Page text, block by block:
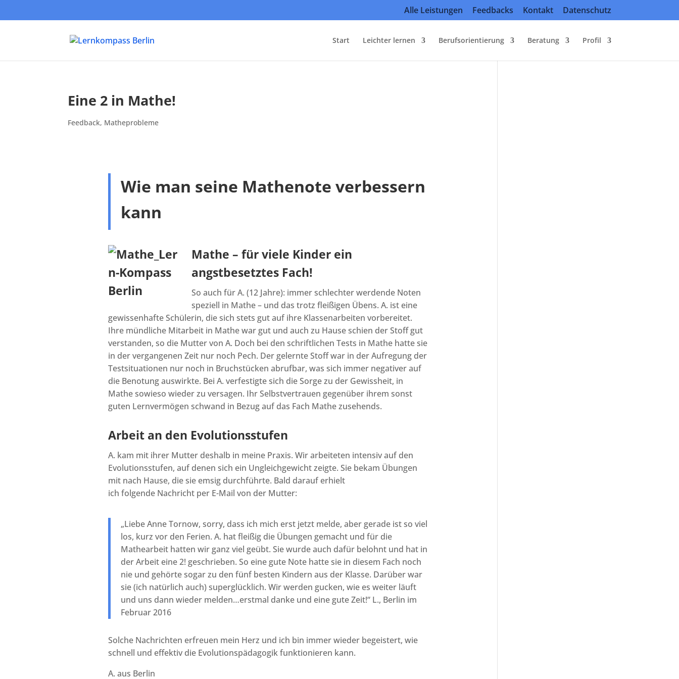
Alle Leistungen Feedbacks Kontakt Datenschutz
Start Leichter lernen Berufsorientierung Beratung Profil
Eine 2 in Mathe!
Feedback, Matheprobleme
Wie man seine Mathenote verbessern
kann
Mathe – für viele Kinder ein
angstbesetztes Fach!
So auch für A. (12 Jahre): immer schlechter werdende Noten
speziell in Mathe – und das trotz fleißigen Übens. A. ist eine
gewissenhafte Schülerin, die sich stets gut auf ihre Klassenarbeiten vorbereitet.
Ihre mündliche Mitarbeit in Mathe war gut und auch zu Hause schien der Stoff gut
verstanden, so die Mutter von A. Doch bei den schriftlichen Tests in Mathe hatte sie
in der vergangenen Zeit nur noch Pech. Der gelernte Stoff war in der Aufregung der
Testsituationen nur noch in Bruchstücken abrufbar, was sich immer negativer auf
die Benotung auswirkte. Bei A. verfestigte sich die Sorge zu der Gewissheit, in
Mathe sowieso wieder zu versagen. Ihr Selbstvertrauen gegenüber ihrem sonst
guten Lernvermögen schwand in Bezug auf das Fach Mathe zusehends.
Arbeit an den Evolutionsstufen
A. kam mit ihrer Mutter deshalb in meine Praxis. Wir arbeiteten intensiv auf den
Evolutionsstufen, auf denen sich ein Ungleichgewicht zeigte. Sie bekam Übungen
mit nach Hause, die sie emsig durchführte. Bald darauf erhielt
ich folgende Nachricht per E-Mail von der Mutter:
„Liebe Anne Tornow, sorry, dass ich mich erst jetzt melde, aber gerade ist so viel
los, kurz vor den Ferien. A. hat fleißig die Übungen gemacht und für die
Mathearbeit hatten wir ganz viel geübt. Sie wurde auch dafür belohnt und hat in
der Arbeit eine 2! geschrieben. So eine gute Note hatte sie in diesem Fach noch
nie und gehörte sogar zu den fünf besten Kindern aus der Klasse. Darüber war
sie (ich natürlich auch) superglücklich. Wir werden gucken, wie es weiter läuft
und uns dann wieder melden…erstmal danke und eine gute Zeit!“ L., Berlin im
Februar 2016
Solche Nachrichten erfreuen mein Herz und ich bin immer wieder begeistert, wie
schnell und effektiv die Evolutionspädagogik funktionieren kann.
A. aus Berlin